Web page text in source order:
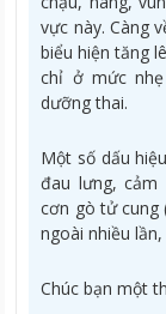
vực này. Càng
biểu hiện tăng
chỉ ở mức
dưỡng thai.
Một số dấu
đau lưng, cảm
cơn gò tử cung
ngoài nhiều
Chúc bạn một